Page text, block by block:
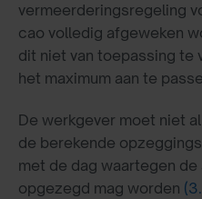
vermeerderingsregeling
cao volledig afgeweken
dit niet van toepassing te
het maximum aan te
De werkgever moet niet
de berekende
met de dag waartegen
opgezegd mag worden